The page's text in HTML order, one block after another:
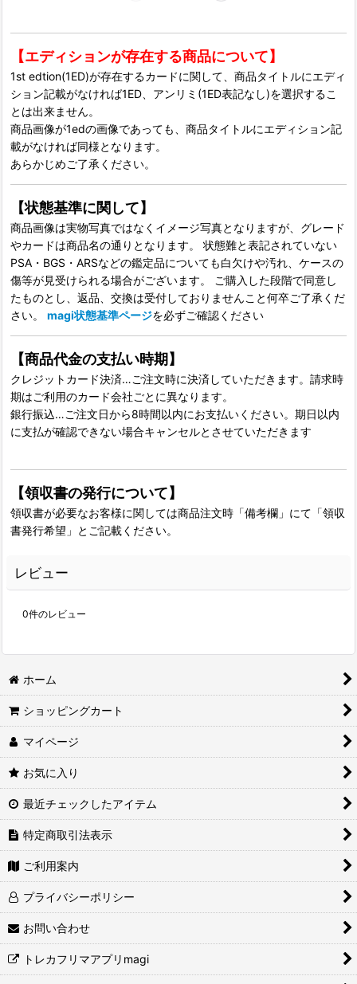
【エディションが存在する商品について】
1st edtion(1ED)が存在するカードに関して、商品タイトルにエディ
ション記載がなければ1ED、アンリミ(1ED表記なし)を選択するこ
とは出来ません。
商品画像が1edの画像であっても、商品タイトルにエディション記
載がなければ同様となります。
あらかじめご了承ください。
【状態基準に関して】
商品画像は実物写真ではなくイメージ写真となりますが、グレード
やカードは商品名の通りとなります。 状態難と表記されていない
PSA・BGS・ARSなどの鑑定品についても白欠けや汚れ、ケースの
傷等が見受けられる場合がございます。 ご購入した段階で同意し
たものとし、返品、交換は受付しておりませんこと何卒ご了承くだ
さい。 magi状態基準ページを必ずご確認ください
【商品代金の支払い時期】
クレジットカード決済…ご注文時に決済していただきます。請求時
期はご利用のカード会社ごとに異なります。
銀行振込…ご注文日から8時間以内にお支払いください。期日以内
に支払が確認できない場合キャンセルとさせていただきます
【領収書の発行について】
領収書が必要なお客様に関しては商品注文時「備考欄」にて「領収
書発行希望」とご記載ください。
レビュー
0件のレビュー
ホーム
ショッピングカート
マイページ
お気に入り
最近チェックしたアイテム
特定商取引法表示
ご利用案内
プライバシーポリシー
お問い合わせ
トレカフリマアプリmagi